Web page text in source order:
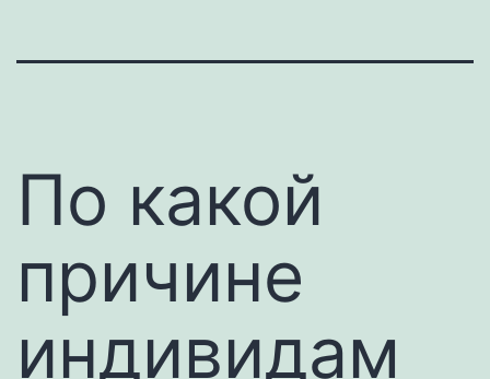
По какой
причине
индивидам